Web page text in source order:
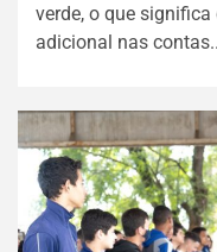
verde, o que
adicional nas